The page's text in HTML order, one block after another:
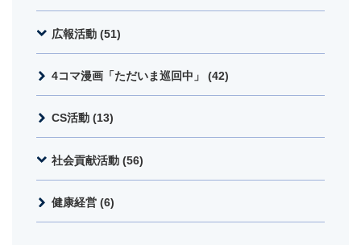
広報活動 (51)
4コマ漫画「ただいま巡回中」 (42)
CS活動 (13)
社会貢献活動 (56)
健康経営 (6)